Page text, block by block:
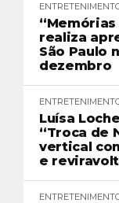
realiza
São Paulo
dezembro
Luísa
“Troca de
vertical
e